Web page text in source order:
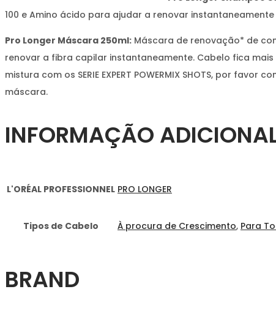
100 e Amino ácido para ajudar a renovar
Pro Longer Máscara 250ml: Máscara de renovação* de
renovar a fibra capilar instantaneamente. Cabelo fica
mistura com os SERIE EXPERT POWERMIX SHOTS, por
máscara.
INFORMAÇÃO
L'ORÉAL PROFESSIONNEL PRO LONGER
Tipos de Cabelo À procura de Crescimento, Para
BRAND